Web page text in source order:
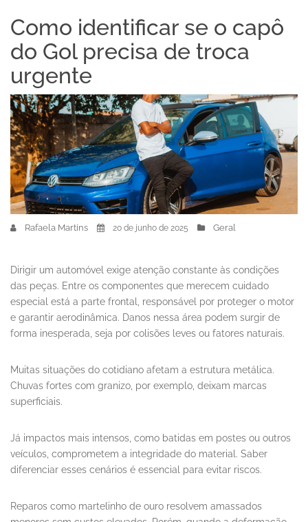
Como identificar se o capô
do Gol precisa de troca
urgente
Rafaela Martins 20 de junho de 2025 Geral
Dirigir um automóvel exige atenção constante às condições
das peças. Entre os componentes que merecem cuidado
especial está a parte frontal, responsável por proteger o motor
e garantir aerodinâmica. Danos nessa área podem surgir de
forma inesperada, seja por colisões leves ou fatores naturais.
Muitas situações do cotidiano afetam a estrutura metálica.
Chuvas fortes com granizo, por exemplo, deixam marcas
superficiais.
Já impactos mais intensos, como batidas em postes ou outros
veículos, comprometem a integridade do material. Saber
diferenciar esses cenários é essencial para evitar riscos.
Reparos como martelinho de ouro resolvem amassados